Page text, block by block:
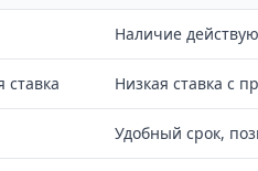
Наличие
ставка Низкая ставка с
Удобный срок,